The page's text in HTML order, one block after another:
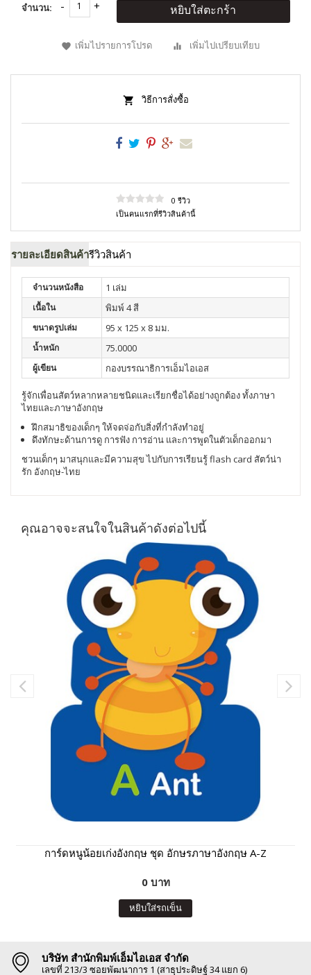
จำนวน: หยิบใส่ตะกร้า
เพิ่มไปรายการโปรด เพิ่มไปเปรียบเทียบ
วิธีการสั่งซื้อ
0 รีวิว
เป็นคนแรกที่รีวิวสินค้านี้
รายละเอียดสินค้ารีวิวสินค้า
จำนวนหนังสือ 1 เล่ม
เนื้อใน พิมพ์ 4 สี
ขนาดรูปเล่ม 95 x 125 x 8 มม.
น้ำหนัก 75.0000
ผู้เขียน กองบรรณาธิการเอ็มไอเอส
รู้จักเพื่อนสัตว์หลากหลายชนิดและเรียกชื่อได้อย่างถูกต้อง ทั้งภาษา
ไทยและภาษาอังกฤษ
ฝึกสมาธิของเด็กๆ ให้จดจ่อกับสิ่งที่กำลังทำอยู่
ดึงทักษะด้านการดู การฟัง การอ่าน และการพูดในตัวเด็กออกมา
ชวนเด็กๆ มาสนุกและมีความสุข ไปกับการเรียนรู้ flash card สัตว์น่า
รัก อังกฤษ-ไทย
คุณอาจจะสนใจในสินค้าดังต่อไปนี้
การ์ดหนูน้อยเก่งอังกฤษ ชุด อักษรภาษาอังกฤษ A-Z
0 บาท
หยิบใส่รถเข็น
บริษัท สำนักพิมพ์เอ็มไอเอส จำกัด
เลขที่ 213/3 ซอยพัฒนาการ 1 (สาธุประดิษฐ์ 34 แยก 6)